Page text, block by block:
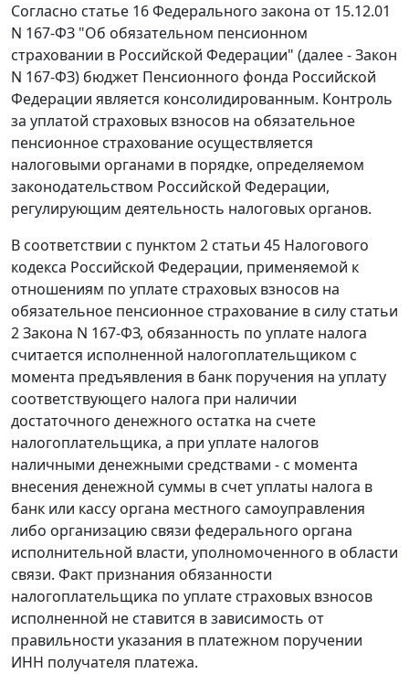
Согласно статье 16Федерального закона от 15.12.01
N 167-ФЗ "Об обязательном пенсионном
страховании в Российской Федерации" (далее -Закон
N 167-ФЗ) бюджет Пенсионного фонда Российской
Федерации является консолидированным. Контроль
за уплатой страховых взносов на обязательное
пенсионное страхование осуществляется
налоговыми органами в порядке, определяемом
законодательством Российской Федерации,
регулирующим деятельность налоговых органов.
В соответствии с пунктом 2 статьи 45 Налогового
кодекса Российской Федерации, применяемой к
отношениям по уплате страховых взносов на
обязательное пенсионное страхование в силу статьи
2Закона N 167-ФЗ, обязанность по уплате налога
считается исполненной налогоплательщиком с
момента предъявления в банк поручения на уплату
соответствующего налога при наличии
достаточного денежного остатка на счете
налогоплательщика, а при уплате налогов
наличными денежными средствами - с момента
внесения денежной суммы в счет уплаты налога в
банк или кассу органа местного самоуправления
либо организацию связи федерального органа
исполнительной власти, уполномоченного в области
связи. Факт признания обязанности
налогоплательщика по уплате страховых взносов
исполненной не ставится в зависимость от
правильности указания в платежном поручении
ИНН получателя платежа.